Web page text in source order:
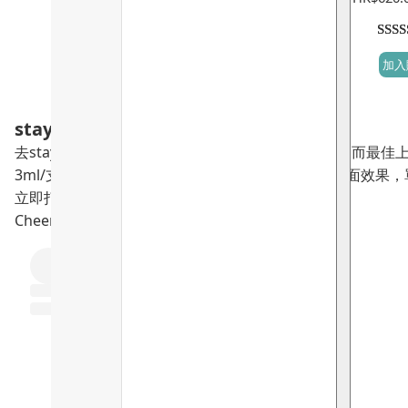
評分
5，
45
加
staycation搶鏡必帶!
去staycation 最理想當然係輕裝上陣，打最靚嘅卡，而最佳
3ml/支，非常保鮮及衛生，能緊緻及即時向上提拉V面效果
立即打返個靚卡啦！
Cheers～📸